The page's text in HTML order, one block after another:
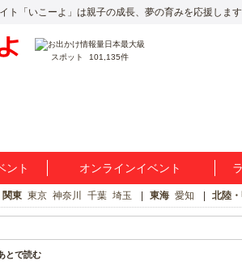
ト「いこーよ」は親子の成長、夢の育みを応援します
スポット 101,135件
ント オンラインイベント
関東 東京 神奈川 千葉 埼玉 東海 愛知 北陸
とで読む